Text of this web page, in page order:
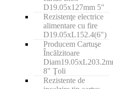
D19.05x127mm 5"
Rezistenţe electrice
alimentare cu fire
D19.05xL152.4(6")
Producem Cartuşe
Încălzitoare
8" Ţoli
Rezistente de